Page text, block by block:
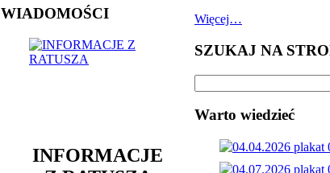
WIADOMOŚCI
INFORMACJE
Więcej…
SZUKAJ NA
Warto wiedzieć